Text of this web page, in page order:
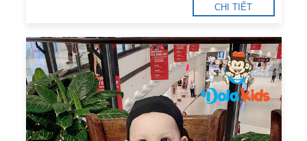
CHI TIẾT